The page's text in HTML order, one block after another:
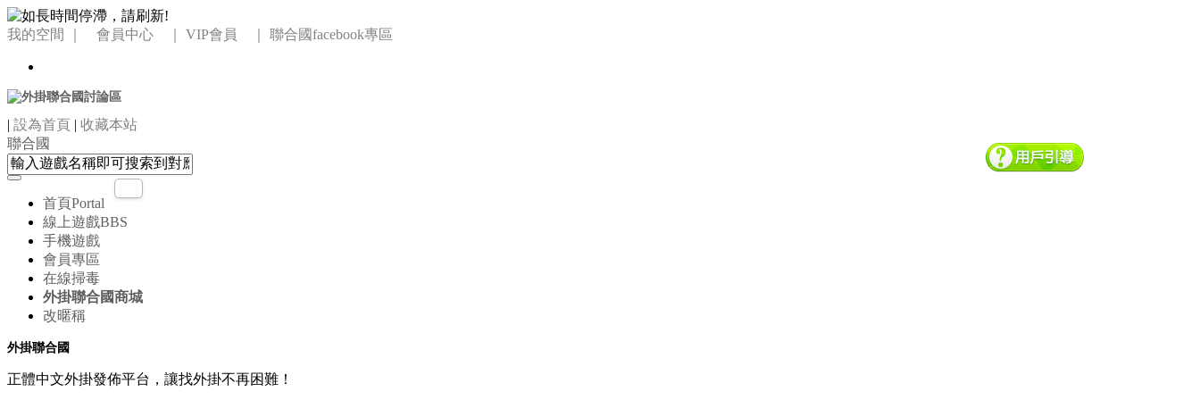
我的空間 ｜ 會員中心 ｜ VIP會員 ｜ 聯合國facebook專區
| 設為首頁 | 收藏本站
聯合國
首頁Portal
線上遊戲BBS
手機遊戲
會員專區
在線掃毒
外掛聯合國商城
改暱稱
外掛聯合國
正體中文外掛發佈平台，讓找外掛不再困難！